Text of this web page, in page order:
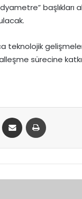
başlıkları
teknolojik
sürecine
VKontakteE-Posta ile paylaş